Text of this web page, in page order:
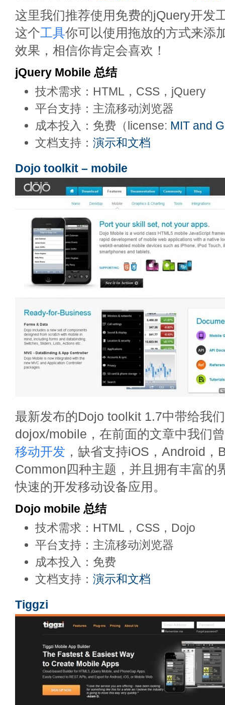
这里我们推荐使用免费的jQuery开发
这个工具你可以使用拖放的方式来添
效果，相信你肯定会喜欢！
jQuery Mobile 总结
技术需求：HTML，CSS，jQuery
平台支持：主流移动浏览器
成本投入：免费（license: MIT and
文档支持： 演示和文档
Dojo toolkit – mobile
最新发布的Dojo toolkit 1.7中带给我
dojox/mobile，在前面的文章中我们
移动开发 ，缺省支持iOS，Android，
Common四种主题，并且拥有丰富的
快速的开发移动设备应用。
Dojo mobile 总结
技术需求：HTML，CSS，Dojo
平台支持：主流移动浏览器
成本投入：免费
文档支持： 演示和文档
Tiggzi